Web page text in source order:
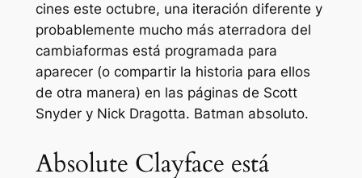
cines este octubre, una iteración diferente y
probablemente mucho más aterradora del
cambiaformas está programada para
aparecer (o compartir la historia para ellos
de otra manera) en las páginas de Scott
Snyder y Nick Dragotta. Batman absoluto.
Absolute Clayface está